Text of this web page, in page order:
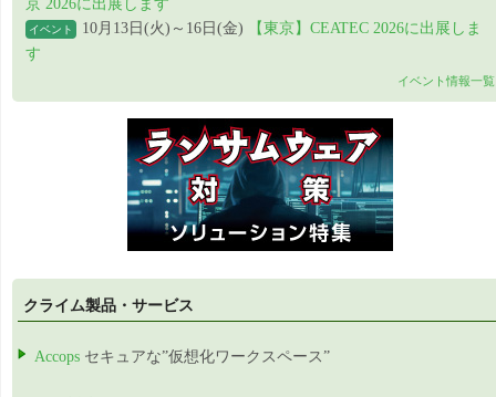
京 2026に出展します
イベント 10月13日(火)～16日(金)
【東京】CEATEC 2026に出展しま
す
イベント情報一覧
クライム製品・サービス
Accops セキュアな”仮想化ワークスペース”